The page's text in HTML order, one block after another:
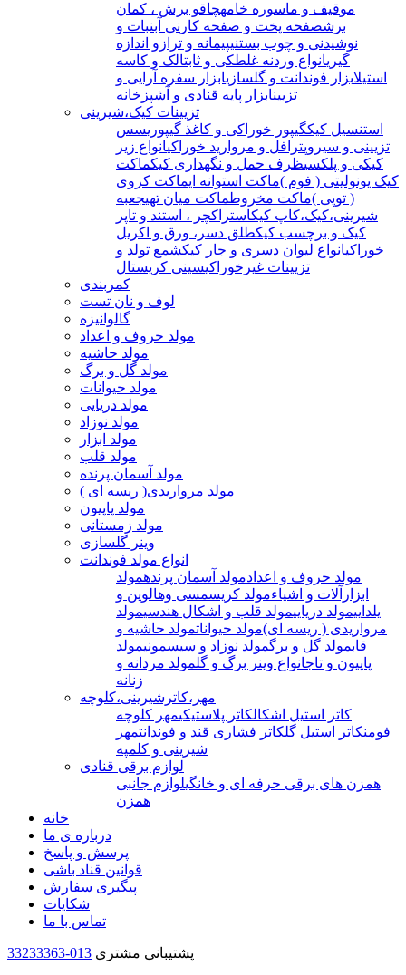
موقیف و ماسوره خامهچاقو برش ، کمان
برشصفحه پخت و صفحه کار نی آبنبات و
نوشیدنی و چوب بستنیپیمانه و ترازو اندازه
گیریانواع وردنه غلطکی و ثابتالک و کاسه
استیلابزار فوندانت و گلسازیابزار سفره آرایی و
تزیینابزار پایه قنادی و آشپزخانه
تزیینات کیک،شیرینی
استنسیل کیکگیپور خوراکی و کاغذ گیپوریسس
تزیینی و سیروپترافل و مروارید خوراکیانواع زیر
کیکی و پلکسیظرف حمل و نگهداری کیکماکت
کیک یونولیتی ( فوم )ماکت استوانه ایماکت کروی
( توپی )ماکت مخروطماکت میان تهیجعبه
شیرینی،کیک،کاپ کیکاستراکچر ، استند و تاپر
کیک و برچسب کیکطلق دسر، ورق و اکریل
خوراکیانواع لیوان دسری و جار کیکشمع تولد و
تزیینات غیرخوراکیسینی کریستال
کمربندی
لوف و نان تست
گالوانیزه
مولد حروف و اعداد
مولد حاشیه
مولد گل و برگ
مولد حیوانات
مولد دریایی
مولد نوزاد
مولد ابزار
مولد قلب
مولد آسمان پرنده
مولد مرواریدی( ریسه ای )
مولد پاپیون
مولد زمستانی
وینر گلسازی
انواع مولد فوندانت
مولد حروف و اعدادمولد آسمان پرندهمولد
ابزارآلات و اشیاءمولد کریسمسی وهالوین و
یلداییمولد دریاییمولد قلب و اشکال هندسیمولد
مرواریدی ( ریسه ای)مولد حیواناتمولد حاشیه و
قابمولد گل و برگمولد نوزاد و سیسمونیمولد
پاپیون و تاجانواع وینر برگ و گلمولد مردانه و
زنانه
مهر،کاترشیرینی،کلوچه
کاتر استیل اشکالکاتر پلاستیکیمهر کلوچه
فومنکاتر استیل گلکاتر فشاری قند و فوندانتمهر
شیرینی و کلمپه
لوازم برقی قنادی
همزن های برقی حرفه ای و خانگیلوازم جانبی
همزن
خانه
درباره ی ما
پرسش و پاسخ
قوانین قناد باشی
پیگیری سفارش
شکایات
تماس با ما
33233363-013 پشتیبانی مشتری